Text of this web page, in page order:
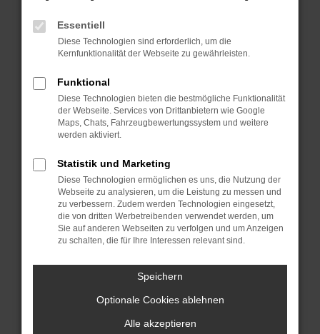
können das Laden bestimmter Seiten
verhindern. Funktioniert die Seite in einem
anderen Browser oder in einem privaten
Starte dein Gerät neu.
Das kann manchmal helfen, vorübergehende
Probleme zu beheben.
Betriebssystem auf dem neuesten Stand
sind.
Veraltete Software birgt nicht nur ein
Sicherheitsrisiko, sondern kann auch dazu
führen, dass bestimmte Funktionen nicht mehr
unterstützt werden.
Wende dich an den Webseitenbetreiber.
Wenn du alle oben genannten Schritte versucht
hast, kontaktiere uns bitte. Wir werden
versuchen, das Problem zu beheben. Du kannst
uns diesen Text schicken, um uns bei der
Essentiell
Diese Technologien sind erforderlich, um die
Kernfunktionalität der Webseite zu gewährleisten.
Funktional
Diese Technologien bieten die bestmögliche Funktionalität
der Webseite. Services von Drittanbietern wie Google
Maps, Chats, Fahrzeugbewertungssystem und weitere
werden aktiviert.
Statistik und Marketing
Diese Technologien ermöglichen es uns, die Nutzung der
Webseite zu analysieren, um die Leistung zu messen und
zu verbessern. Zudem werden Technologien eingesetzt,
die von dritten Werbetreibenden verwendet werden, um
Sie auf anderen Webseiten zu verfolgen und um Anzeigen
zu schalten, die für Ihre Interessen relevant sind.
Speichern
Optionale Cookies ablehnen
Alle akzeptieren